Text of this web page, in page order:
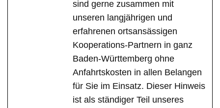
sind gerne zusammen mit
unseren langjährigen und
erfahrenen ortsansässigen
Kooperations-Partnern in ganz
Baden-Württemberg ohne
Anfahrtskosten in allen Belangen
für Sie im Einsatz. Dieser Hinweis
ist als ständiger Teil unseres